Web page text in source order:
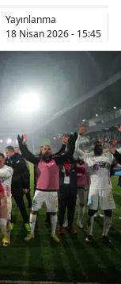
Çankırı
Çorum
Denizli
Edirne
Elazığ
Erzincan
Erzurum
Eskişehir
Yayınlanma
18 Nisan 2026 - 15:45